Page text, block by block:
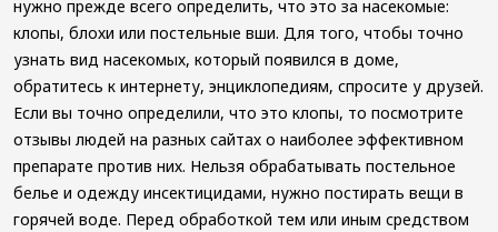
нужно прежде всего определить, что это за насекомые:
клопы, блохи или постельные вши. Для того, чтобы точно
узнать вид насекомых, который появился в доме,
обратитесь к интернету, энциклопедиям, спросите у друзей.
Если вы точно определили, что это клопы, то посмотрите
отзывы людей на разных сайтах о наиболее эффективном
препарате против них. Нельзя обрабатывать постельное
белье и одежду инсектицидами, нужно постирать вещи в
горячей воде. Перед обработкой тем или иным средством